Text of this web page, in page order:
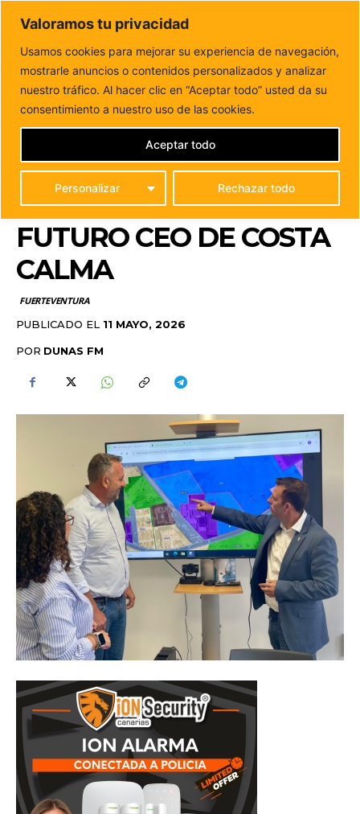
Valoramos tu privacidad
Usamos cookies para mejorar su experiencia de navegación,
mostrarle anuncios o contenidos personalizados y analizar
nuestro tráfico. Al hacer clic en “Aceptar todo” usted da su
consentimiento a nuestro uso de las cookies.
Personalizar Rechazar todo
Aceptar todo
DUNAS FM
Tu informacion de forma cercana
Inicio FUERTEVENTURA
Pájara reclama una reunión
urgente al Gobierno canario para desbloquear el futuro...
PÁJARA RECLAMA UNA
REUNIÓN URGENTE AL
GOBIERNO CANARIO
PARA DESBLOQUEAR EL
FUTURO CEO DE COSTA
CALMA
FUERTEVENTURA
PUBLICADO EL 11 MAYO, 2026
POR DUNAS FM